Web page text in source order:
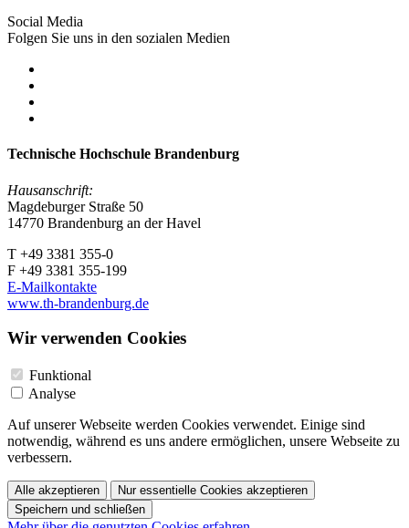
Social Media
Folgen Sie uns in den sozialen Medien
Technische Hochschule Brandenburg
Hausanschrift:
Magdeburger Straße 50
14770 Brandenburg an der Havel
T +49 3381 355-0
F +49 3381 355-199
E-Mailkontakte
www.th-brandenburg.de
Wir verwenden Cookies
Funktional
Analyse
Auf unserer Webseite werden Cookies verwendet. Einige sind
notwendig, während es uns andere ermöglichen, unsere Webseite zu
verbessern.
Alle akzeptieren
Nur essentielle Cookies akzeptieren
Speichern und schließen